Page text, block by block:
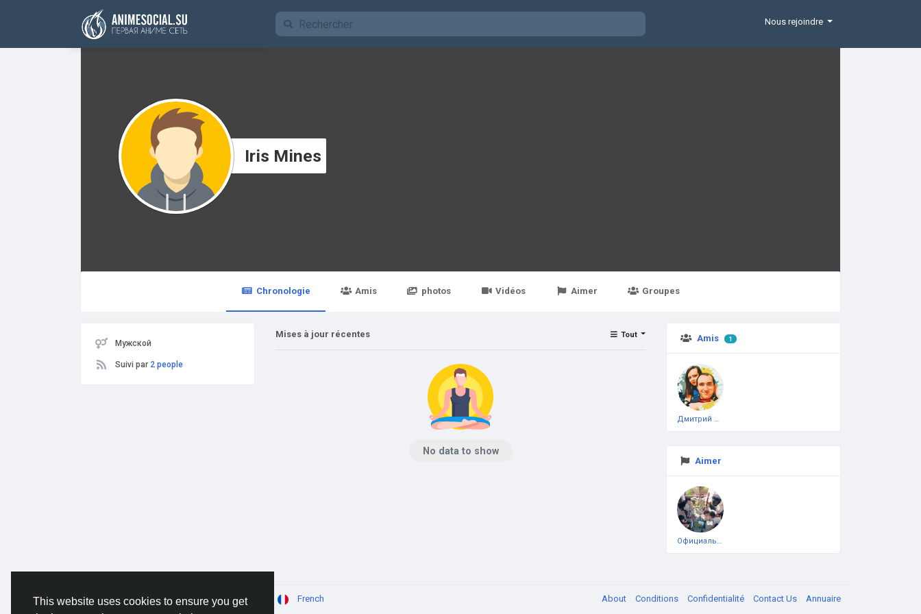
This website uses cookies to ensure you get
Funding
Nous rejoindre
Iris Mines
Chronologie Amis photos Vidéos Aimer Groupes
Мужской
Suivi par 2 people
Amis 1
Дмитрий Чеботарёв
Aimer
Официальная тестовая страница
Mises à jour récentes Tout
No data to show
© 2026 AnimeSocial.SU - Первая аниме сеть! French About Conditions Confidentialité Contact Us Annuaire